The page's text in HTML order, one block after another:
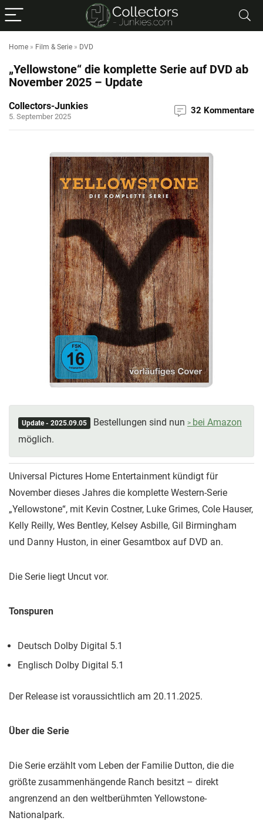
Home » Film & Serie » DVD
„Yellowstone“ die komplette Serie auf DVD ab
November 2025 – Update
Collectors-Junkies
5. September 2025
32 Kommentare
Update - 2025.09.05 Bestellungen sind nun
bei Amazon
möglich.
Universal Pictures Home Entertainment kündigt für
November dieses Jahres die komplette Western-Serie
„Yellowstone“, mit Kevin Costner, Luke Grimes, Cole Hauser,
Kelly Reilly, Wes Bentley, Kelsey Asbille, Gil Birmingham
und Danny Huston, in einer Gesamtbox auf DVD an.
Die Serie liegt Uncut vor.
Tonspuren
Deutsch Dolby Digital 5.1
Englisch Dolby Digital 5.1
Der Release ist voraussichtlich am 20.11.2025.
Über die Serie
Die Serie erzählt vom Leben der Familie Dutton, die die
größte zusammenhängende Ranch besitzt – direkt
angrenzend an den weltberühmten Yellowstone-
Nationalpark.